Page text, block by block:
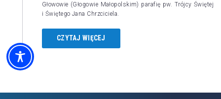
Głowowie (Głogowie Małopolskim) parafię pw. Trójcy Świętej
i Świętego Jana Chrzciciela.
CZYTAJ WIĘCEJ